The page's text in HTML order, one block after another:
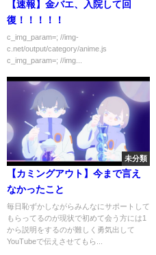
【速報】金バエ、入院して回
復！！！！！
c_img_param=; //img-
c.net/output/category/anime.js
c_img_param=; //img...
未分類
【カミングアウト】今まで言え
なかったこと
毎日恥ずかしながらみんなにサポートして
もらってるのが現状で初めて会う方には1
から説明をするのが難しく勇気出して
YouTubeで伝えさせてもら...